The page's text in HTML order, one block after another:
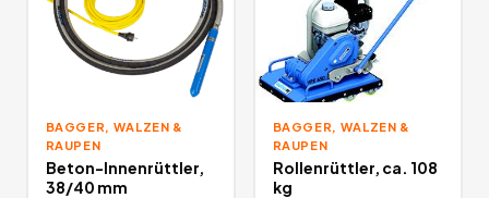
BAGGER, WALZEN &
RAUPEN
Beton-Innenrüttler,
38/40 mm
BAGGER, WALZEN &
RAUPEN
Rollenrüttler, ca. 108
kg